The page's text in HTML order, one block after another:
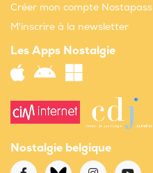
Créer mon compte Nostapass
M'inscrire à la newsletter
Les Apps Nostalgie
Nostalgie belgique